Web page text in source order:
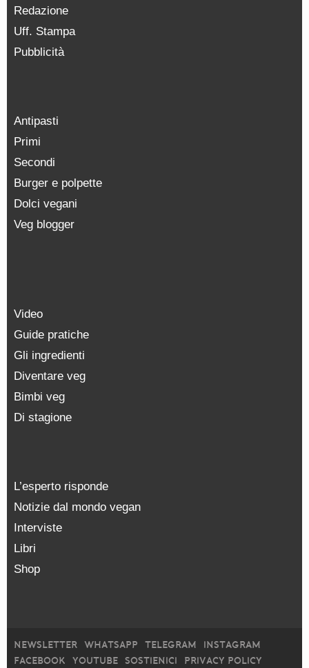
Redazione
Uff. Stampa
Pubblicità
Antipasti
Primi
Secondi
Burger e polpette
Dolci vegani
Veg blogger
Video
Guide pratiche
Gli ingredienti
Diventare veg
Bimbi veg
Di stagione
L’esperto risponde
Notizie dal mondo vegan
Interviste
Libri
Shop
NEWSLETTER WHATSAPP TELEGRAM
INSTAGRAM
FACEBOOK
YOUTUBE SOSTIENICI PRIVACY POLICY